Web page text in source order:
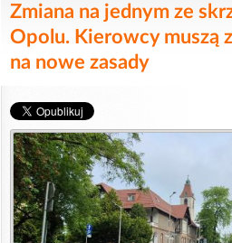
Zmiana na jednym ze
Opolu. Kierowcy muszą
na nowe zasady